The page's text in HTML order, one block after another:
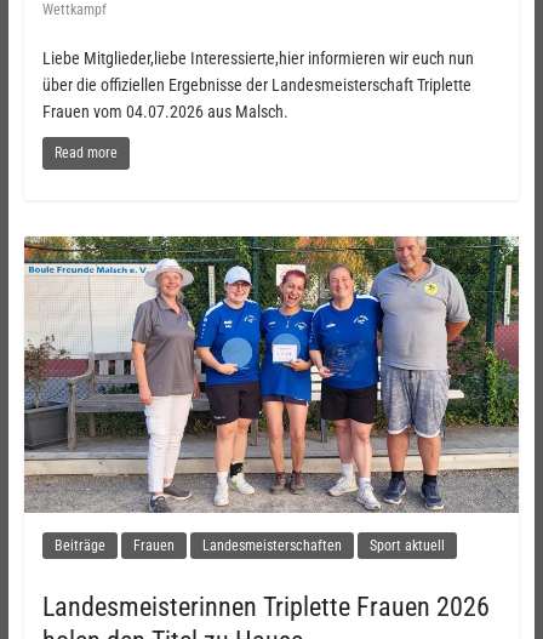
Wettkampf
Liebe Mitglieder,liebe Interessierte,hier informieren wir euch nun
über die offiziellen Ergebnisse der Landesmeisterschaft Triplette
Frauen vom 04.07.2026 aus Malsch.
Read more
Beiträge Frauen Landesmeisterschaften Sport aktuell
Landesmeisterinnen Triplette Frauen 2026